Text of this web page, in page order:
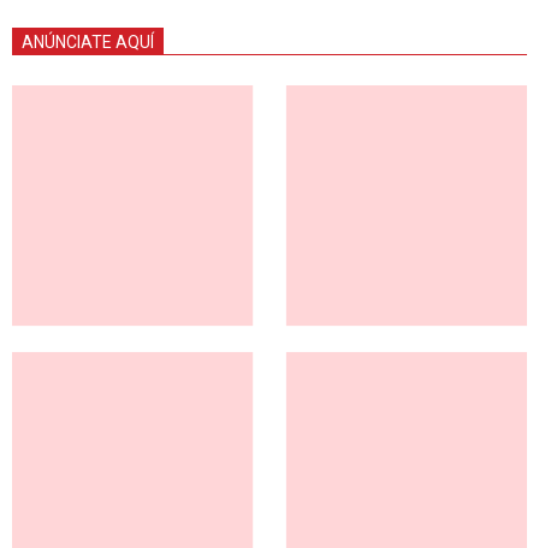
ANÚNCIATE AQUÍ